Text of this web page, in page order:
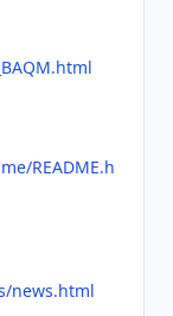
README.h
news.html